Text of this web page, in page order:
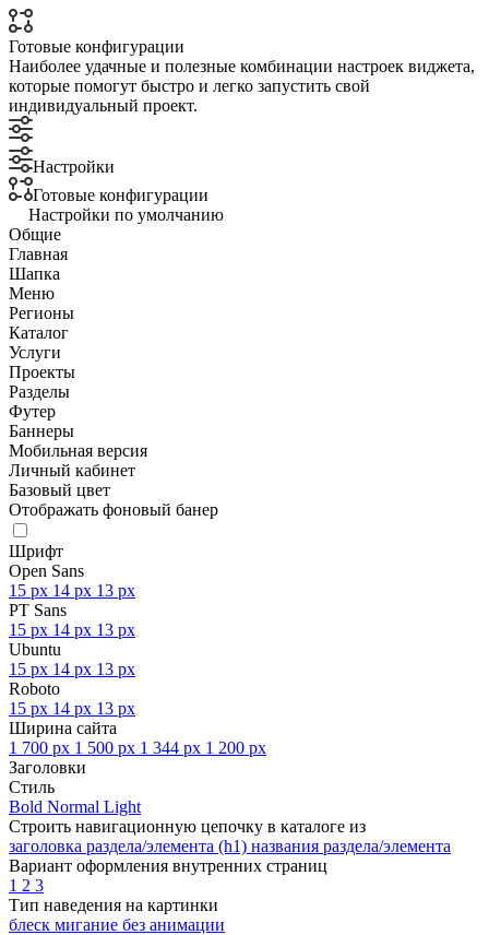
Готовые конфигурации
Наиболее удачные и полезные комбинации настроек виджета,
которые помогут быстро и легко запустить свой
индивидуальный проект.
Настройки
Готовые конфигурации
Настройки по умолчанию
Общие
Главная
Шапка
Меню
Регионы
Каталог
Услуги
Проекты
Разделы
Футер
Баннеры
Мобильная версия
Личный кабинет
Базовый цвет
Отображать фоновый банер
Шрифт
Open Sans
15 px 14 px 13 px
PT Sans
15 px 14 px 13 px
Ubuntu
15 px 14 px 13 px
Roboto
15 px 14 px 13 px
Ширина сайта
1 700 px 1 500 px 1 344 px 1 200 px
Заголовки
Стиль
Bold Normal Light
Строить навигационную цепочку в каталоге из
заголовка раздела/элемента (h1) названия раздела/элемента
Вариант оформления внутренних страниц
1 2 3
Тип наведения на картинки
блеск мигание без анимации